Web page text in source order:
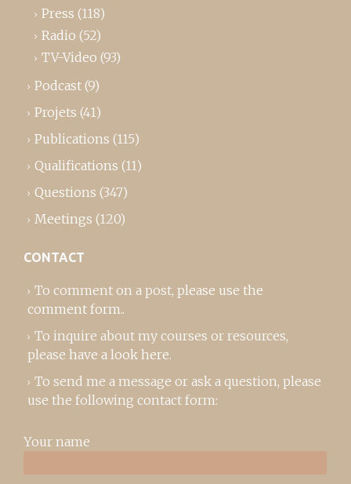
Press (118)
Radio (52)
TV-Video (93)
Podcast (9)
Projets (41)
Publications (115)
Qualifications (11)
Questions (347)
Meetings (120)
CONTACT
To comment on a post, please use the
comment form..
To inquire about my courses or resources,
please have a look here.
To send me a message or ask a question, please
use the following contact form:
Your name